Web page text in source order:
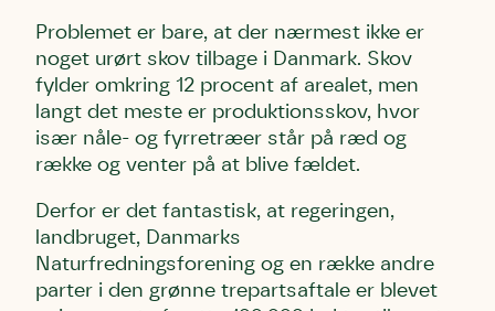
Problemet er bare, at der nærmest ikke er
noget urørt skov tilbage i Danmark. Skov
fylder omkring 12 procent af arealet, men
langt det meste er produktionsskov, hvor
især nåle- og fyrretræer står på ræd og
række og venter på at blive fældet.
Derfor er det fantastisk, at regeringen,
landbruget, Danmarks
Naturfredningsforening og en række andre
parter i den grønne trepartsaftale er blevet